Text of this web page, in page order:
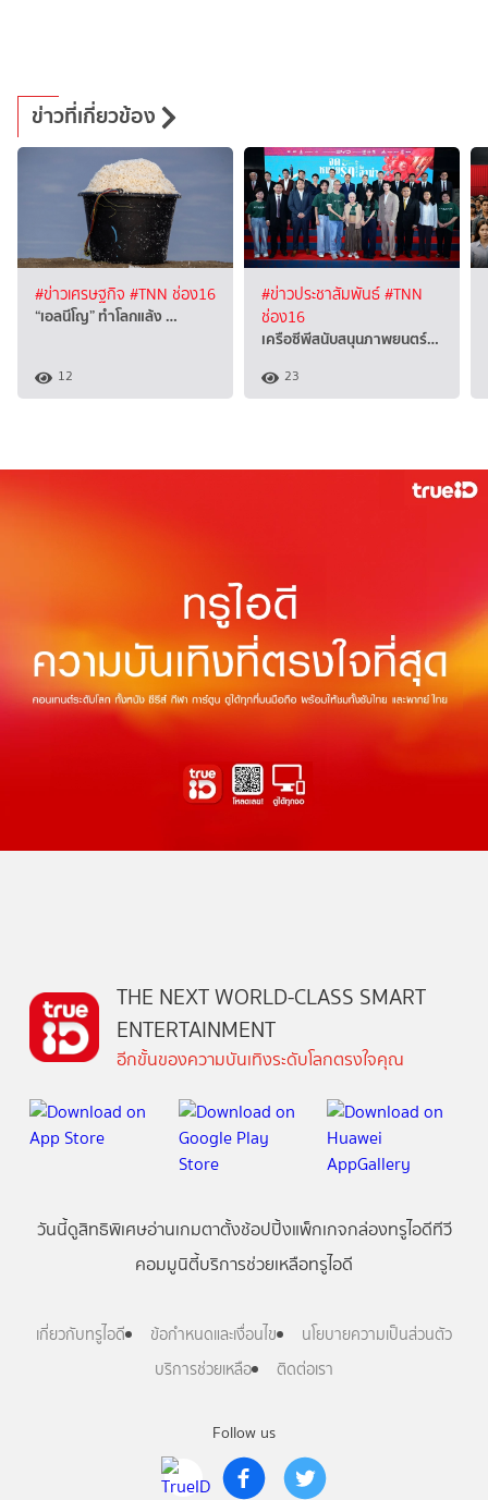
ข่าวที่เกี่ยวข้อง
#ข่าวเศรษฐกิจ #TNN ช่อง16
“เอลนีโญ” ทำโลกแล้ง …
12
#ข่าวประชาสัมพันธ์#TNN
ช่อง16
เครือซีพีสนับสนุนภาพยนตร์…
23
Follow us
THE NEXT WORLD-CLASS SMART
ENTERTAINMENT
อีกขั้นของความบันเทิงระดับโลกตรงใจคุณ
วันนี้ดูสิทธิพิเศษอ่านเกมตาตั้งช้อปปิ้งแพ็กเกจกล่องทรูไอดีทีวี
คอมมูนิตี้บริการช่วยเหลือทรูไอดี
เกี่ยวกับทรูไอดี ข้อกำหนดและเงื่อนไข
นโยบายความเป็นส่วนตัว
บริการช่วยเหลือ
ติดต่อเรา